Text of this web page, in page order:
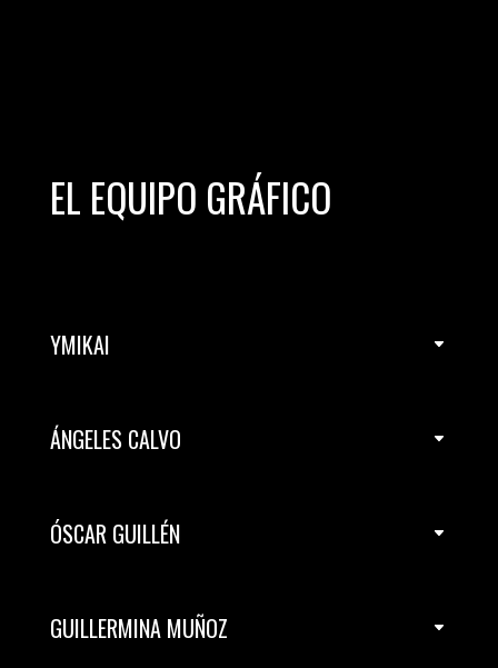
EL EQUIPO GRÁFICO
YMIKAI
ÁNGELES CALVO
ÓSCAR GUILLÉN
GUILLERMINA MUÑOZ